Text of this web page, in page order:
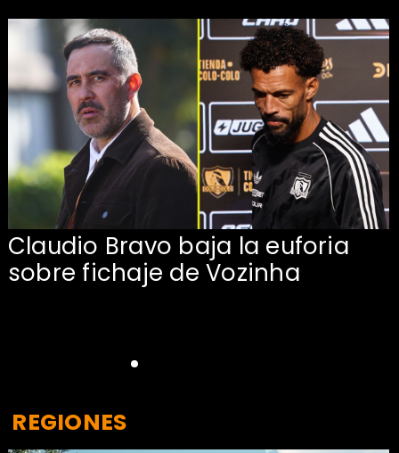
Claudio Bravo baja la euforia
sobre fichaje de Vozinha
REGIONES